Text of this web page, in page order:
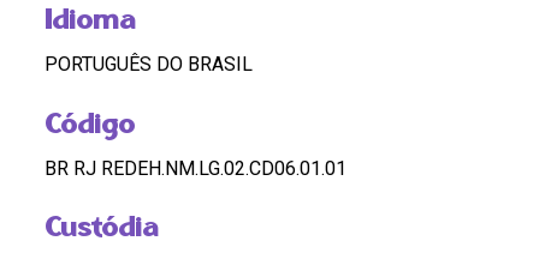
Idioma
PORTUGUÊS DO BRASIL
Código
BR RJ REDEH.NM.LG.02.CD06.01.01
Custódia